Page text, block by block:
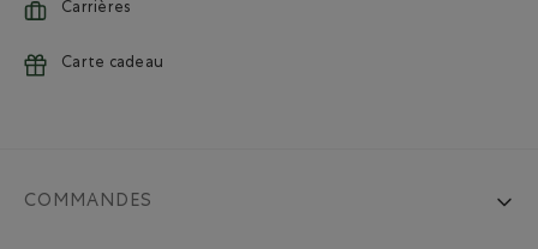
Carrières
Carte cadeau
COMMANDES